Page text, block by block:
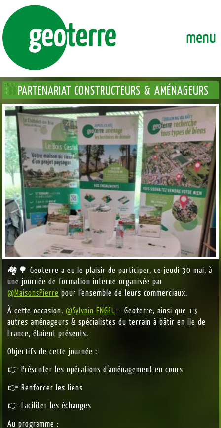
ENSEMBLE, FAÇONNONS DURABLEMENT LA VILLE DE
menu
PARTENARIAT CONSTRUCTEURS & AMÉNAGEURS
🏘️🌳 Geoterre a eu le plaisir de participer, ce jeudi 30 mai, à
une journée de formation interne organisée par
@MaisonsPierre pour l’ensemble de leurs commerciaux.
À cette occasion, @Sylvain ENGEL – Geoterre, ainsi que 13
autres aménageurs & spécialistes du terrain à bâtir en Ile de
France, étaient présents.
Objectifs de cette journée :
👉 Présenter les opérations d’aménagement en cours
👉 Renforcer les liens
👉 Faciliter les échanges
Au programme :